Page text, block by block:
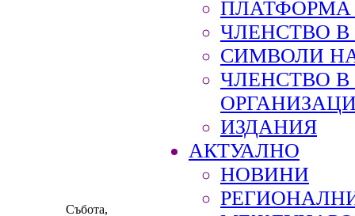
Събота,
ПЛАТФОРМА
ЧЛЕНСТВО В
СИМВОЛИ
ЧЛЕНСТВО
ИЗДАНИЯ
АКТУАЛНО
НОВИНИ